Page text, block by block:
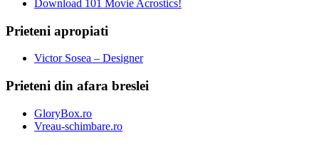
Download 101 Movie Acrostics!
Prieteni apropiati
Victor Sosea – Designer
Prieteni din afara breslei
GloryBox.ro
Vreau-schimbare.ro